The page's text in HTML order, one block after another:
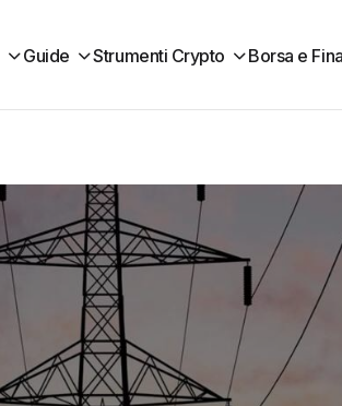
Guide Strumenti Crypto Borsa e